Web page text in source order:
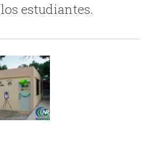
estudiantes.